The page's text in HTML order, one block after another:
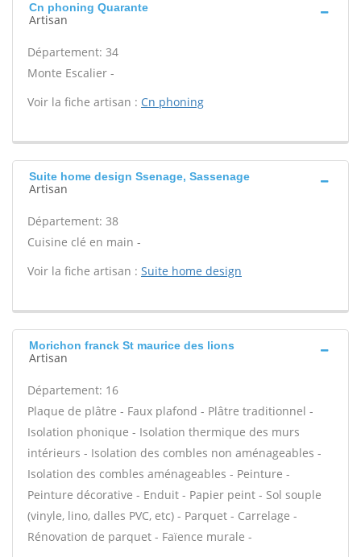
Cn phoning Quarante
Artisan
Département: 34
Monte Escalier -
Voir la fiche artisan : Cn phoning
Suite home design Ssenage, Sassenage
Artisan
Département: 38
Cuisine clé en main -
Voir la fiche artisan : Suite home design
Morichon franck St maurice des lions
Artisan
Département: 16
Plaque de plâtre - Faux plafond - Plâtre traditionnel -
Isolation phonique - Isolation thermique des murs
intérieurs - Isolation des combles non aménageables -
Isolation des combles aménageables - Peinture -
Peinture décorative - Enduit - Papier peint - Sol souple
(vinyle, lino, dalles PVC, etc) - Parquet - Carrelage -
Rénovation de parquet - Faïence murale -